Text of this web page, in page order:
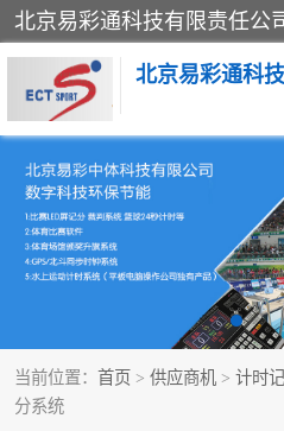
北京易彩通科
当前位置： 首页 > 供应商机 > 计时
分系统
记分系统
智能颁奖旗系统
计时计分及成绩处理系统
体育场馆影像采集回放系